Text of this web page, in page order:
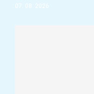
07. 08. 2026